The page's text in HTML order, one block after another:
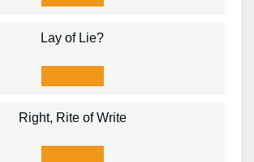
Lay of Lie?
Right, Rite of Write